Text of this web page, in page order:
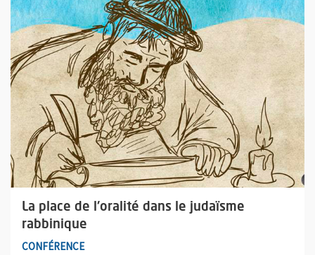
La place de l'oralité dans le judaïsme
rabbinique
CONFÉRENCE